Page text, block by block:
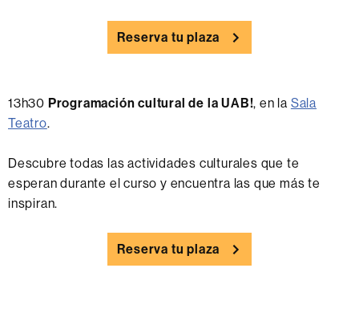
Reserva tu plaza
13h30 Programación cultural de la UAB!, en la Sala
Teatro.
Descubre todas las actividades culturales que te
esperan durante el curso y encuentra las que más te
inspiran.
Reserva tu plaza